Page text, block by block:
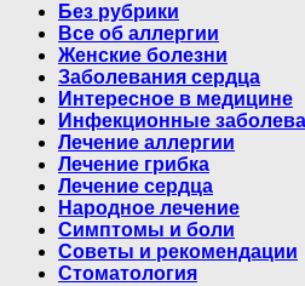
Без рубрики
Все об аллергии
Женские болезни
Заболевания сердца
Интересное в медицине
Инфекционные
Лечение аллергии
Лечение грибка
Лечение сердца
Народное лечение
Симптомы и боли
Советы и рекомендации
Стоматология